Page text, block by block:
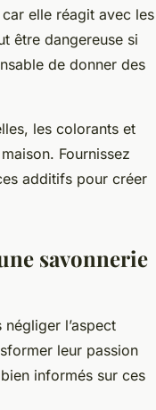
elle réagit avec les
être dangereuse si
de donner des
les colorants et
Fournissez
additifs pour créer
savonnerie
l’aspect
leur passion
informés sur ces